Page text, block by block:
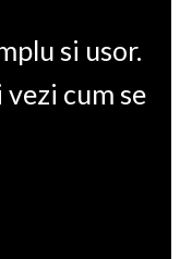
si usor.
cum se